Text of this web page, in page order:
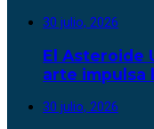
30 julio, 2026
El Asteroide
arte impulsa
30 julio, 2026